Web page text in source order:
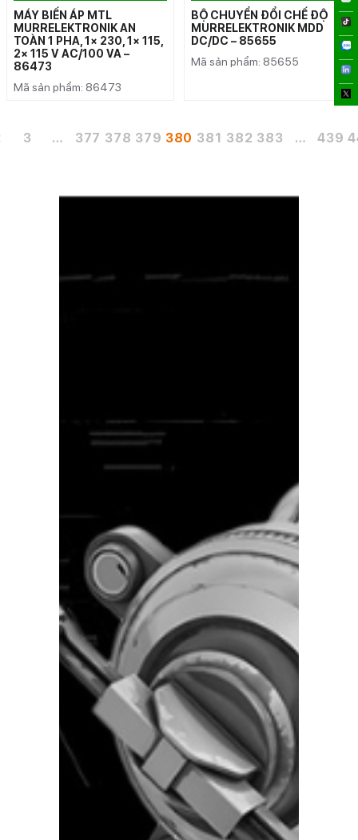
MÁY BIẾN ÁP MTL
MURRELEKTRONIK AN
TOÀN 1 PHA, 1× 230, 1× 115,
2× 115 V AC/100 VA –
86473
Mã sản phẩm: 86473
BỘ CHUYỂN ĐỔI CHẾ ĐỘ
MURRELEKTRONIK MDD
DC/DC – 85655
Mã sản phẩm: 85655
3 … 377 378 379 380 381 382 383 … 439